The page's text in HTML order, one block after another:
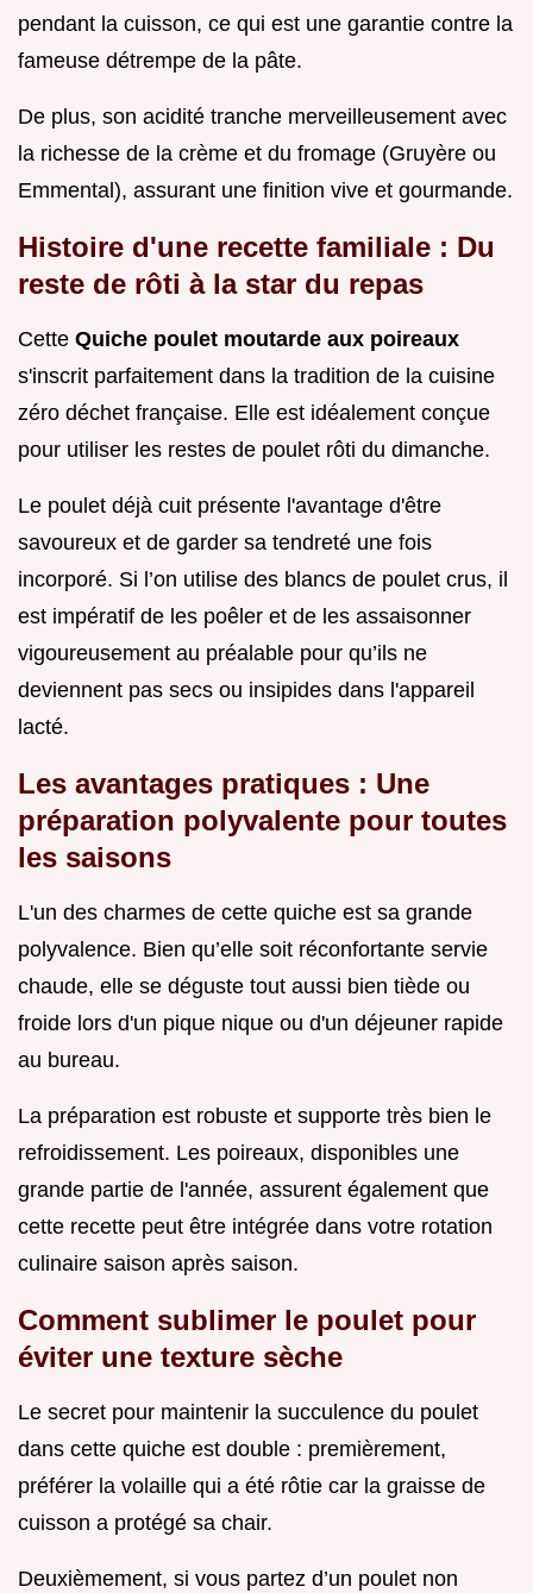
pendant la cuisson, ce qui est une garantie contre la
fameuse détrempe de la pâte.
De plus, son acidité tranche merveilleusement avec
la richesse de la crème et du fromage (Gruyère ou
Emmental), assurant une finition vive et gourmande.
Histoire d'une recette familiale : Du
reste de rôti à la star du repas
Cette Quiche poulet moutarde aux poireaux
s'inscrit parfaitement dans la tradition de la cuisine
zéro déchet française. Elle est idéalement conçue
pour utiliser les restes de poulet rôti du dimanche.
Le poulet déjà cuit présente l'avantage d'être
savoureux et de garder sa tendreté une fois
incorporé. Si l’on utilise des blancs de poulet crus, il
est impératif de les poêler et de les assaisonner
vigoureusement au préalable pour qu’ils ne
deviennent pas secs ou insipides dans l'appareil
lacté.
Les avantages pratiques : Une
préparation polyvalente pour toutes
les saisons
L'un des charmes de cette quiche est sa grande
polyvalence. Bien qu’elle soit réconfortante servie
chaude, elle se déguste tout aussi bien tiède ou
froide lors d'un pique nique ou d'un déjeuner rapide
au bureau.
La préparation est robuste et supporte très bien le
refroidissement. Les poireaux, disponibles une
grande partie de l'année, assurent également que
cette recette peut être intégrée dans votre rotation
culinaire saison après saison.
Comment sublimer le poulet pour
éviter une texture sèche
Le secret pour maintenir la succulence du poulet
dans cette quiche est double : premièrement,
préférer la volaille qui a été rôtie car la graisse de
cuisson a protégé sa chair.
Deuxièmement, si vous partez d’un poulet non